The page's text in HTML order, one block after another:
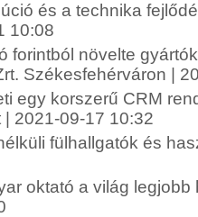
és a technika
10:08
forintból növelte
Székesfehérváron |
egy korszerű CRM
2021-09-17 10:32
fülhallgatók és
oktató a világ